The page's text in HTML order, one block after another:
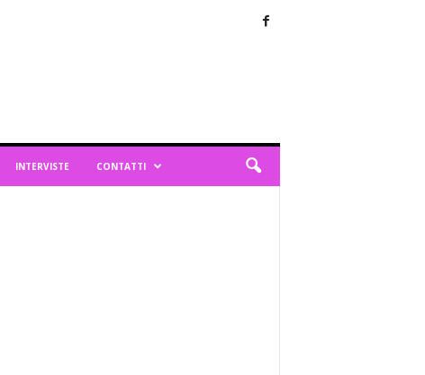
INTERVISTE CONTATTI